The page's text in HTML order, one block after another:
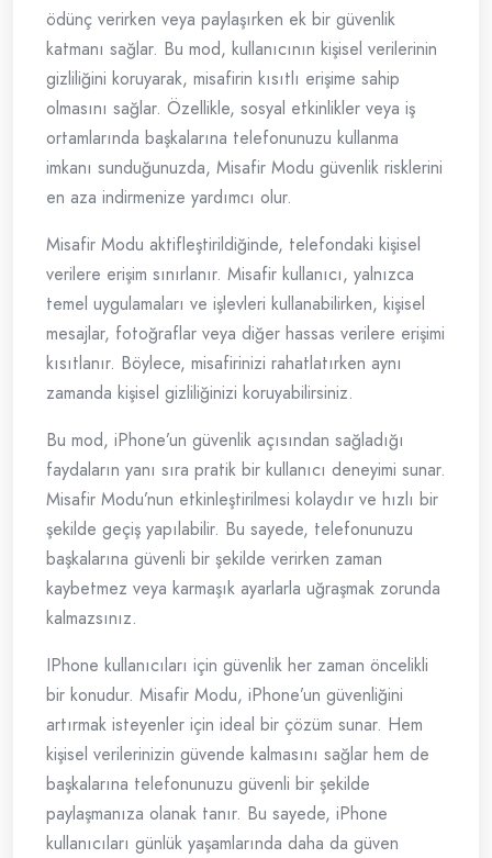
ödünç verirken veya paylaşırken ek bir güvenlik
katmanı sağlar. Bu mod, kullanıcının kişisel verilerinin
gizliliğini koruyarak, misafirin kısıtlı erişime sahip
olmasını sağlar. Özellikle, sosyal etkinlikler veya iş
ortamlarında başkalarına telefonunuzu kullanma
imkanı sunduğunuzda, Misafir Modu güvenlik risklerini
en aza indirmenize yardımcı olur.
Misafir Modu aktifleştirildiğinde, telefondaki kişisel
verilere erişim sınırlanır. Misafir kullanıcı, yalnızca
temel uygulamaları ve işlevleri kullanabilirken, kişisel
mesajlar, fotoğraflar veya diğer hassas verilere erişimi
kısıtlanır. Böylece, misafirinizi rahatlatırken aynı
zamanda kişisel gizliliğinizi koruyabilirsiniz.
Bu mod, iPhone’un güvenlik açısından sağladığı
faydaların yanı sıra pratik bir kullanıcı deneyimi sunar.
Misafir Modu’nun etkinleştirilmesi kolaydır ve hızlı bir
şekilde geçiş yapılabilir. Bu sayede, telefonunuzu
başkalarına güvenli bir şekilde verirken zaman
kaybetmez veya karmaşık ayarlarla uğraşmak zorunda
kalmazsınız.
IPhone kullanıcıları için güvenlik her zaman öncelikli
bir konudur. Misafir Modu, iPhone’un güvenliğini
artırmak isteyenler için ideal bir çözüm sunar. Hem
kişisel verilerinizin güvende kalmasını sağlar hem de
başkalarına telefonunuzu güvenli bir şekilde
paylaşmanıza olanak tanır. Bu sayede, iPhone
kullanıcıları günlük yaşamlarında daha da güven